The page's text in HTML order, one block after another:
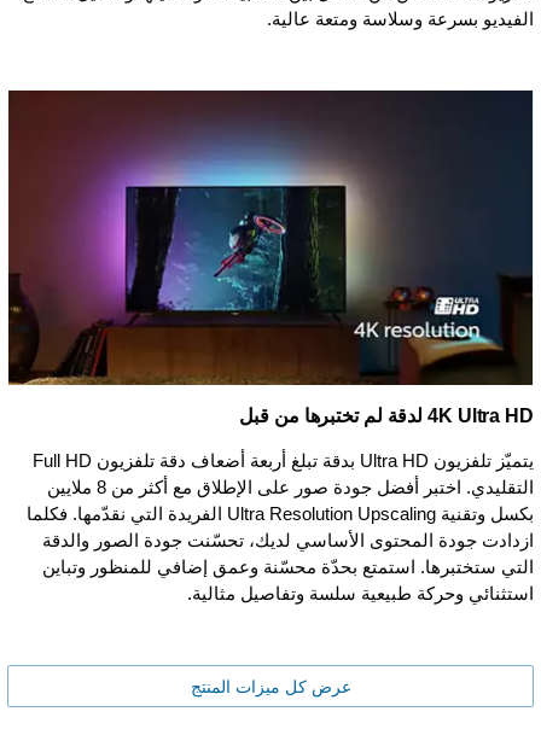
الفيديو بسرعة وسلاسة ومتعة عالية.
4K Ultra HD لدقة لم تختبرها من قبل
يتميّز تلفزيون Ultra HD بدقة تبلغ أربعة أضعاف دقة تلفزيون Full HD
التقليدي. اختبر أفضل جودة صور على الإطلاق مع أكثر من 8 ملايين
بكسل وتقنية Ultra Resolution Upscaling الفريدة التي نقدّمها. فكلما
ازدادت جودة المحتوى الأساسي لديك، تحسّنت جودة الصور والدقة
التي ستختبرها. استمتع بحدّة محسّنة وعمق إضافي للمنظور وتباين
استثنائي وحركة طبيعية سلسة وتفاصيل مثالية.
عرض كل ميزات المنتج